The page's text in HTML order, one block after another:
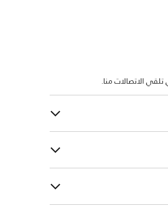
الاتصالات منا.